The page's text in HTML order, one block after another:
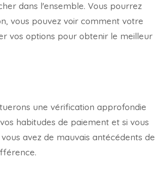
dans l'ensemble. Vous pourrez
vous pouvez voir comment votre
vos options pour obtenir le meilleur
une vérification approfondie
habitudes de paiement et si vous
avez de mauvais antécédents de